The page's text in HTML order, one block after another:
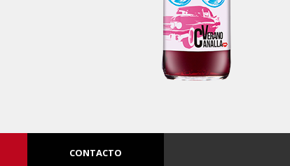
CONTACTO